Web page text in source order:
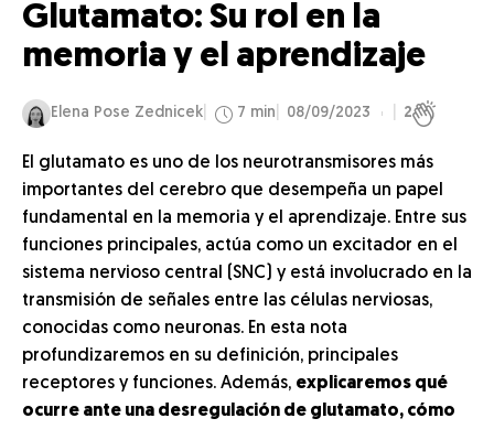
Glutamato: Su rol en la
memoria y el aprendizaje
Elena Pose Zednicek 7 min 08/09/2023 2
El glutamato es uno de los neurotransmisores más
importantes del cerebro que desempeña un papel
fundamental en la memoria y el aprendizaje. Entre sus
funciones principales, actúa como un excitador en el
sistema nervioso central (SNC) y está involucrado en la
transmisión de señales entre las células nerviosas,
conocidas como neuronas. En esta nota
profundizaremos en su definición, principales
receptores y funciones. Además, explicaremos qué
ocurre ante una desregulación de glutamato, cómo